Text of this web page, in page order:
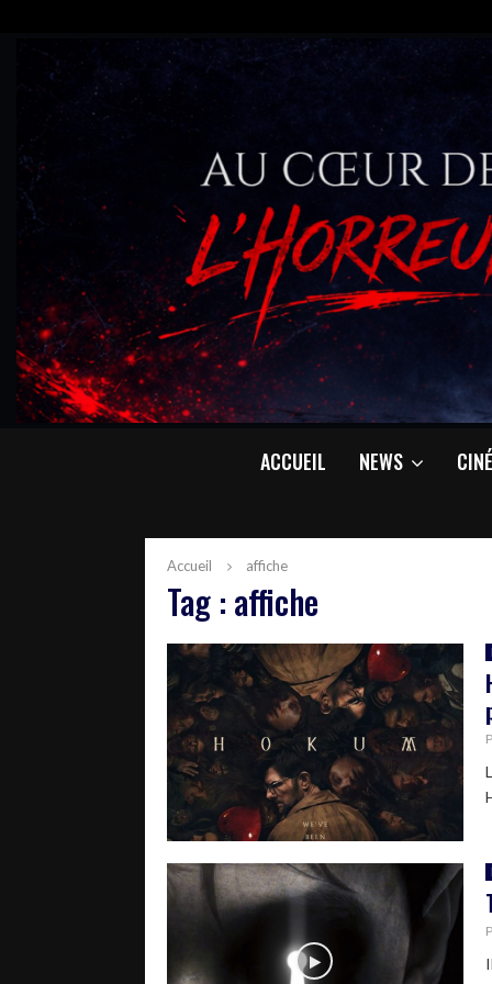
ACCUEIL NEWS
Accueil affiche
Tag : affiche